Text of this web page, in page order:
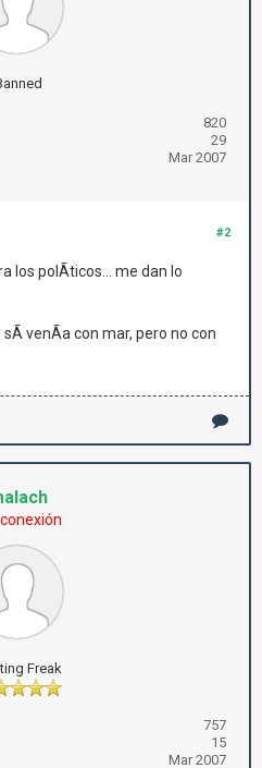
820
29
Mar 2007
#2
los polÃ­ticos... me dan lo
venÃ­a con mar, pero no con
Freak
757
15
Mar 2007